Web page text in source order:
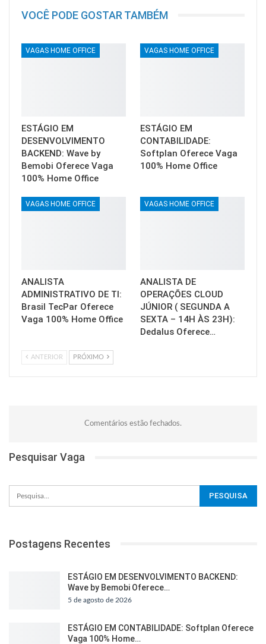
VOCÊ PODE GOSTAR TAMBÉM
VAGAS HOME OFFICE
ESTÁGIO EM
DESENVOLVIMENTO
BACKEND: Wave by
Bemobi Oferece Vaga
100% Home Office
VAGAS HOME OFFICE
ESTÁGIO EM
CONTABILIDADE:
Softplan Oferece Vaga
100% Home Office
VAGAS HOME OFFICE
ANALISTA
ADMINISTRATIVO DE TI:
Brasil TecPar Oferece
Vaga 100% Home Office
VAGAS HOME OFFICE
ANALISTA DE
OPERAÇÕES CLOUD
JÚNIOR ( SEGUNDA A
SEXTA – 14H ÀS 23H):
Dedalus Oferece…
ANTERIOR PRÓXIMO
Comentários estão fechados.
Pesquisar Vaga
Postagens Recentes
ESTÁGIO EM DESENVOLVIMENTO BACKEND:
Wave by Bemobi Oferece…
5 de agosto de 2026
ESTÁGIO EM CONTABILIDADE: Softplan Oferece
Vaga 100% Home…